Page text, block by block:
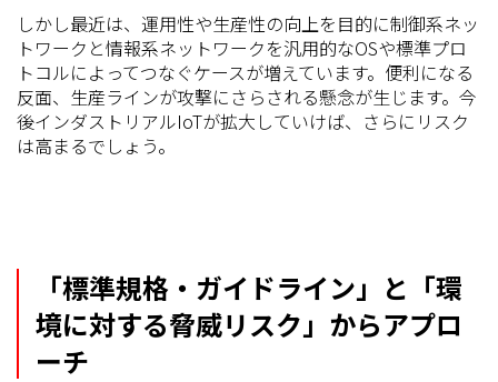
しかし最近は、運用性や生産性の向上を目的に制御系ネッ
トワークと情報系ネットワークを汎用的なOSや標準プロ
トコルによってつなぐケースが増えています。便利になる
反面、生産ラインが攻撃にさらされる懸念が生じます。今
後インダストリアルIoTが拡大していけば、さらにリスク
は高まるでしょう。
「標準規格・ガイドライン」と「環
境に対する脅威リスク」からアプロ
ーチ